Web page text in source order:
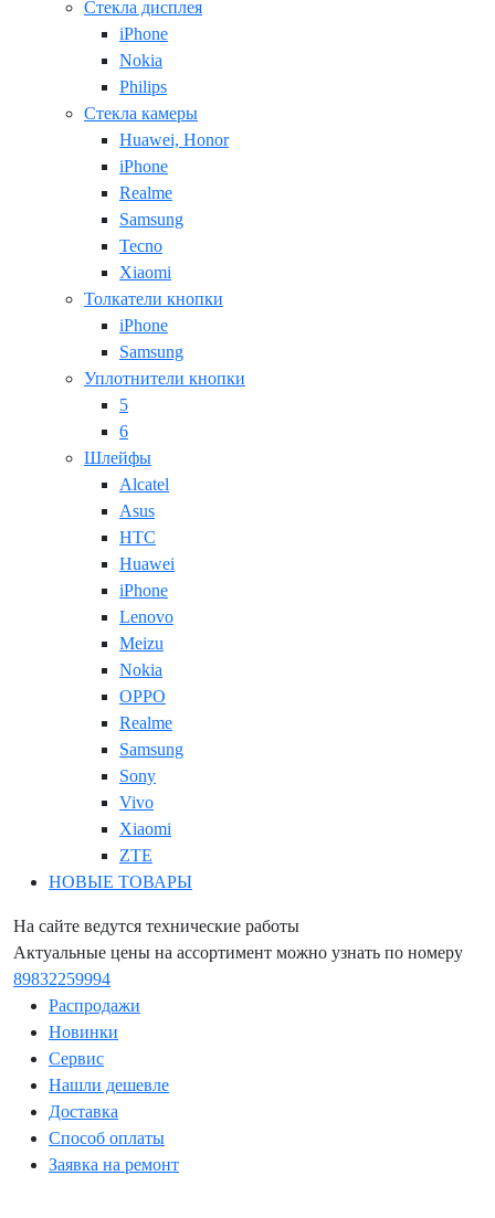
Стекла дисплея
iPhone
Nokia
Philips
Стекла камеры
Huawei, Honor
iPhone
Realme
Samsung
Tecno
Xiaomi
Толкатели кнопки
iPhone
Samsung
Уплотнители кнопки
5
6
Шлейфы
Alcatel
Asus
HTC
Huawei
iPhone
Lenovo
Meizu
Nokia
OPPO
Realme
Samsung
Sony
Vivo
Xiaomi
ZTE
НОВЫЕ ТОВАРЫ
На сайте ведутся технические работы
Актуальные цены на ассортимент можно узнать по номеру
89832259994
Распродажи
Новинки
Сервис
Нашли дешевле
Доставка
Способ оплаты
Заявка на ремонт